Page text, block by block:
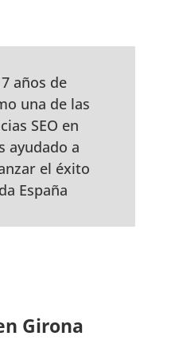
años de
una de las
SEO en
ayudado a
el éxito
España
Girona